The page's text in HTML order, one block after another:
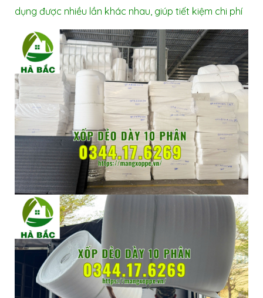
dụng được nhiều lần khác nhau, giúp tiết kiệm chi phí